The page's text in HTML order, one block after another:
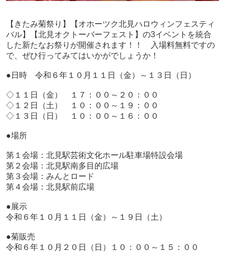
【きたみ菊祭り】【オホーツク北見ハロウィンフェスティ
バル】【北見オクトーバーフェスト】の3イベントを統合
した新たなお祭りが開催されます！！ 入場料無料ですの
で、ぜひ行ってみてはいかがでしょうか！
●日時 令和６年１０月１１日（金）～１３日（日）
◇１１日（金） １７：００～２０：００
◇１２日（土） １０：００～１９：００
◇１３日（日） １０：００～１６：００
●場所
第１会場：北見駅芸術文化ホール駐車場特設会場
第２会場：北見駅南多目的広場
第３会場：みんとロード
第４会場：北見駅前広場
●展示
令和６年１０月１１日（金）～１９日（土）
●菊販売
令和６年１０月２０日（日）１０：００～１５：００